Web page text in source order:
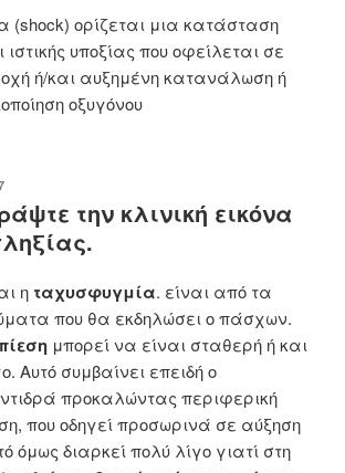
(shock) ορίζεται μια κατάσταση
ιστικής υποξίας που οφείλεται σε
ή/και αυξημένη κατανάλωση ή
οξυγόνου
την κλινική εικόνα
η ταχυσφυγμία. είναι από τα
που θα εκδηλώσει ο πάσχων.
μπορεί να είναι σταθερή ή και
Αυτό συμβαίνει επειδή ο
προκαλώντας περιφερική
που οδηγεί προσωρινά σε αύξηση
όμως διαρκεί πολύ λίγο γιατί στη